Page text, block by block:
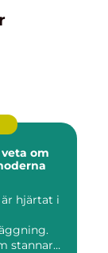
om
hjärtat i
stannar